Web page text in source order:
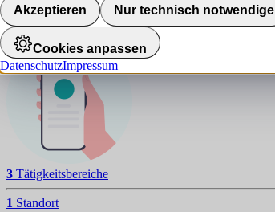
Jobalarm aktivieren
3 Tätigkeitsbereiche
1 Standort
Akzeptieren Nur technisch notwendige
Cookies anpassen
DatenschutzImpressum